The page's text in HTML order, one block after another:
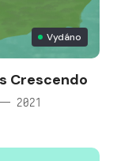
Vydáno
Crescendo
2021